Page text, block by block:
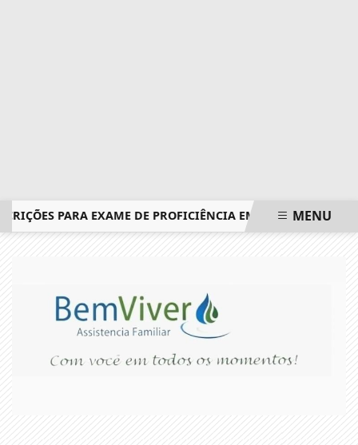
PARA EXAME DE PROFICIÊNCIA EM PORTUGUÊSMENU